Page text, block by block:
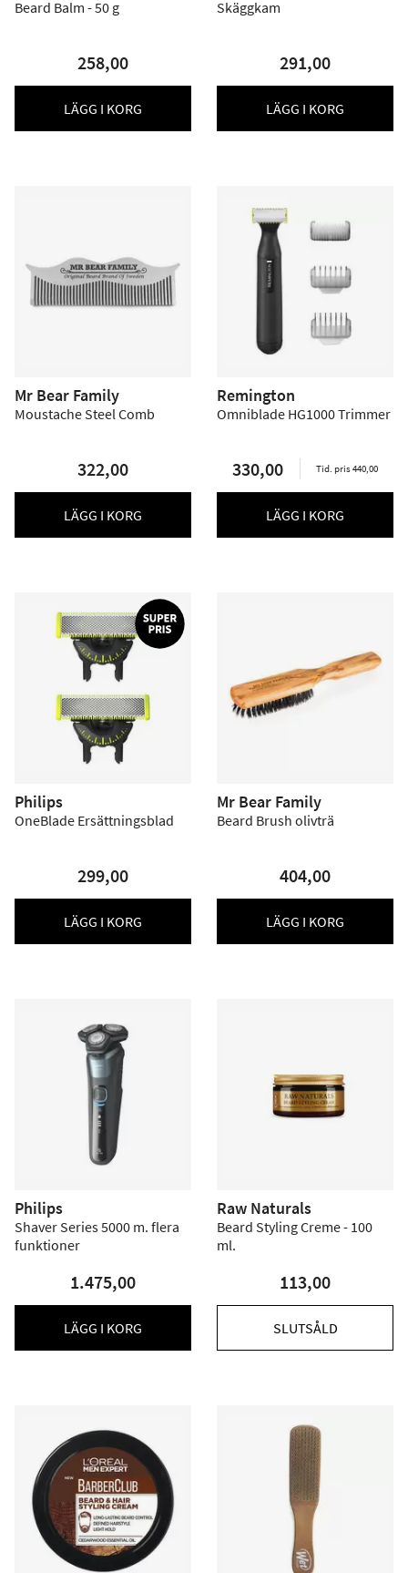
Beard Balm - 50 g
258,00
LÄGG I KORG
Skäggkam
291,00
LÄGG I KORG
Mr Bear Family
Moustache Steel Comb
322,00
LÄGG I KORG
Remington
Omniblade HG1000 Trimmer
330,00 Tid. pris 440,00
LÄGG I KORG
Philips
OneBlade Ersättningsblad
299,00
LÄGG I KORG
Mr Bear Family
Beard Brush olivträ
404,00
LÄGG I KORG
Philips
Shaver Series 5000 m. flera
funktioner
1.475,00
LÄGG I KORG
Raw Naturals
Beard Styling Creme - 100
ml.
113,00
SLUTSÅLD